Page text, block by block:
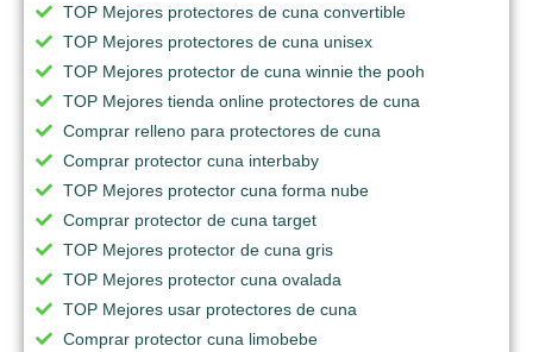
TOP Mejores protectores de cuna convertible
TOP Mejores protectores de cuna unisex
TOP Mejores protector de cuna winnie the pooh
TOP Mejores tienda online protectores de cuna
Comprar relleno para protectores de cuna
Comprar protector cuna interbaby
TOP Mejores protector cuna forma nube
Comprar protector de cuna target
TOP Mejores protector de cuna gris
TOP Mejores protector cuna ovalada
TOP Mejores usar protectores de cuna
Comprar protector cuna limobebe